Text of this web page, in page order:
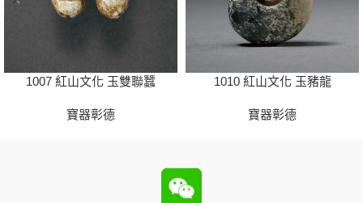
1007 紅山文化 玉雙聯蠶
寶器彰德
1010 紅山文化 玉豬龍
寶器彰德